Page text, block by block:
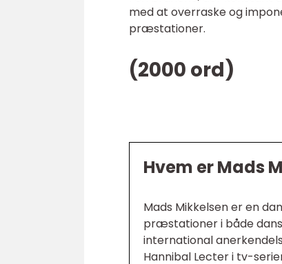
med at overraske og
præstationer.
(2000 ord)
Hvem er Mads
Mads Mikkelsen er en
præstationer i både
international
Hannibal Lecter i tv-